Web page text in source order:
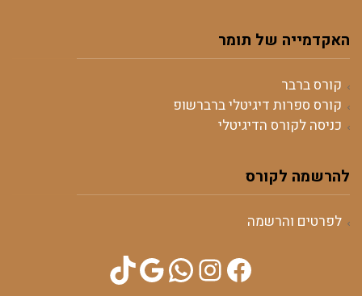
האקדמייה של תומר
קורס ברבר
קורס ספרות דיגיטלי ברברשופ
כניסה לקורס הדיגיטלי
להרשמה לקורס
לפרטים והרשמה
Facebook
Instagram
WhatsApp
Google
TikTok